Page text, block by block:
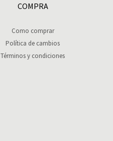
COMPRA
Como comprar
Política de cambios
Términos y condiciones